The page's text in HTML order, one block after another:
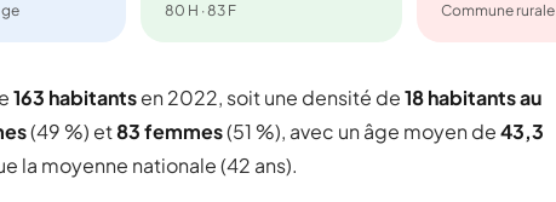
80 H · 83 F Commune rurale
163 habitantsen 2022, soit une densité de18 habitants au
(49 %) et83 femmes(51 %), avec un âge moyen de43,3
la moyenne nationale (42 ans).